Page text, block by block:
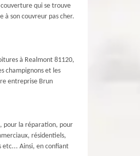
qui se trouve
à son couvreur pas cher.
à Realmont 81120,
champignons et les
entreprise Brun
pour la réparation, pour
résidentiels,
etc... Ainsi, en confiant